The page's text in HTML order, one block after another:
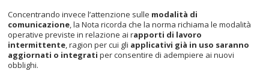
Concentrando invece l’attenzione sulle modalità di
comunicazione, la Nota ricorda che la norma richiama le modalità
operative previste in relazione ai rapporti di lavoro
intermittente, ragion per cui gli applicativi già in uso saranno
aggiornati o integrati per consentire di adempiere ai nuovi
obblighi.